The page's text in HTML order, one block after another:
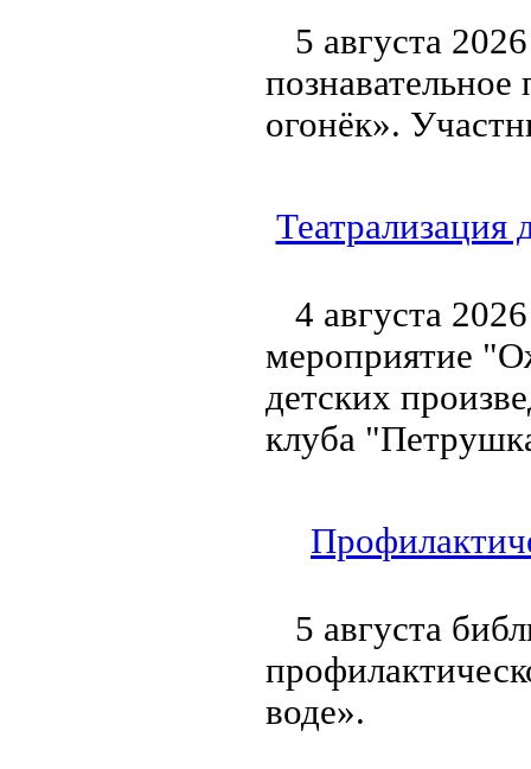
5 августа
огонёк».
4 августа
мероприятие
детских
клуба
5 августа
воде».